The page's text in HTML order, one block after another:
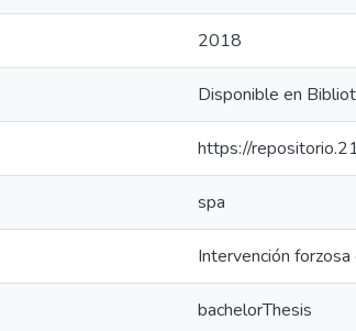
2018
Disponible en
https://
spa
Intervención
bachelorThesis